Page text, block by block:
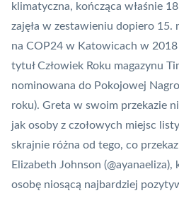
klimatyczna, kończąca właśnie
zajęła w zestawieniu dopiero 15.
na COP24 w Katowicach w
tytuł Człowiek Roku magazynu
nominowana do Pokojowej
roku). Greta w swoim przekazie
jak osoby z czołowych miejsc
skrajnie różna od tego, co
Elizabeth Johnson (@ayanaeliza),
osobę niosącą najbardziej